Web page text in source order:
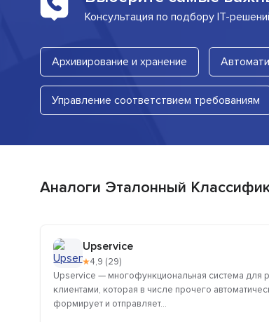
Консультация по подбору IT-
Архивирование и хранение
Управление соответствием требованиям
Аналоги Эталонный
Upservice
★4,9 (29)
Upservice — многофункциональная система для
клиентами, которая в числе прочего
формирует и отправляет...